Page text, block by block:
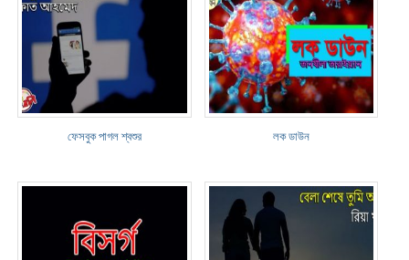
ফেসবুক পাগল শ্বশুর লক ডাউন